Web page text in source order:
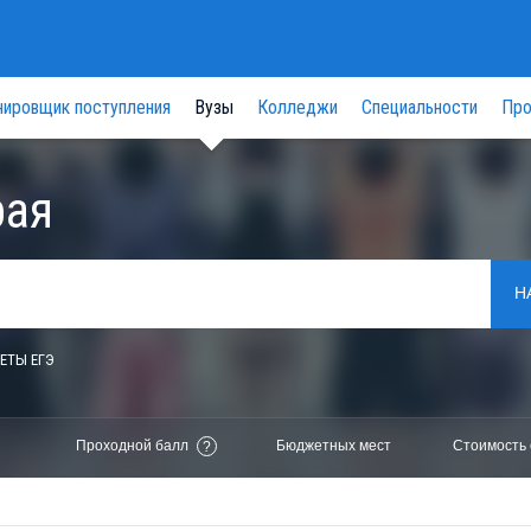
поступления Вузы Колледжи Специальности
ЕГЭ
Проходной балл ? Бюджетных мест Стоимость